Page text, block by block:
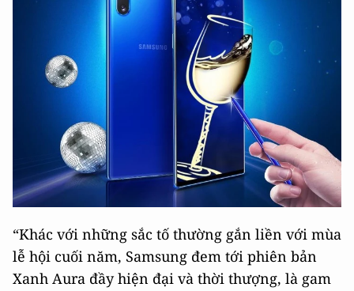
“Khác với những sắc tố thường gắn liền với mùa
lễ hội cuối năm, Samsung đem tới phiên bản
Xanh Aura đầy hiện đại và thời thượng, là gam